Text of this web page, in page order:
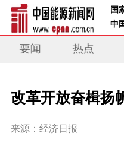
国
中
要闻 热点
改革开放奋楫扬
来源：经济日报